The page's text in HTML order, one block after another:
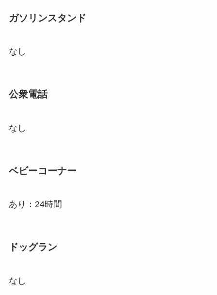
ガソリンスタンド
なし
公衆電話
なし
ベビーコーナー
あり：24時間
ドッグラン
なし